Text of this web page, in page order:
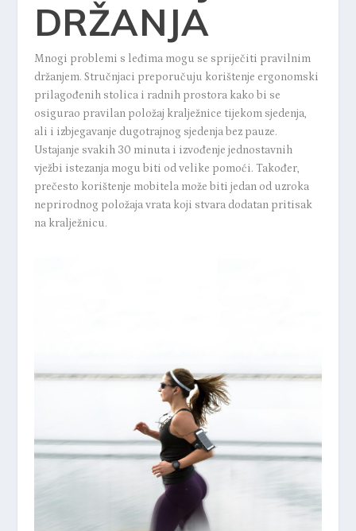
DRŽANJA
Mnogi problemi s leđima mogu se spriječiti pravilnim
držanjem. Stručnjaci preporučuju korištenje ergonomski
prilagođenih stolica i radnih prostora kako bi se
osigurao pravilan položaj kralježnice tijekom sjedenja,
ali i izbjegavanje dugotrajnog sjedenja bez pauze.
Ustajanje svakih 30 minuta i izvođenje jednostavnih
vježbi istezanja mogu biti od velike pomoći. Također,
prečesto korištenje mobitela može biti jedan od uzroka
neprirodnog položaja vrata koji stvara dodatan pritisak
na kralježnicu.